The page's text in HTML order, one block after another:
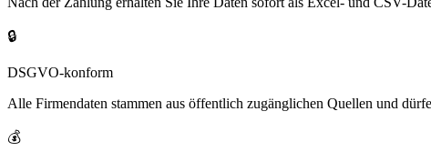
🔒
DSGVO-konform
Alle Firmendaten stammen aus öffentlich zugänglichen Quellen und
💰